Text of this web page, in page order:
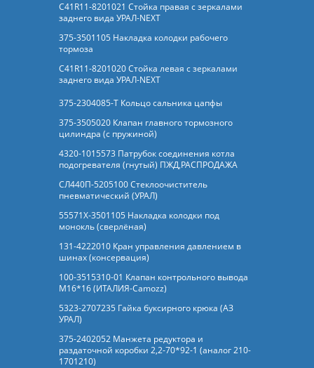
C41R11-8201021 Стойка правая с зеркалами
заднего вида УРАЛ-NEXT
375-3501105 Накладка колодки рабочего
тормоза
C41R11-8201020 Стойка левая с зеркалами
заднего вида УРАЛ-NEXT
375-2304085-Т Кольцо сальника цапфы
375-3505020 Клапан главного тормозного
цилиндра (с пружиной)
4320-1015573 Патрубок соединения котла
подогревателя (гнутый) ПЖД,РАСПРОДАЖА
СЛ440П-5205100 Стеклоочиститель
пневматический (УРАЛ)
55571Х-3501105 Накладка колодки под
монокль (сверлёная)
131-4222010 Кран управления давлением в
шинах (консервация)
100-3515310-01 Клапан контрольного вывода
М16*16 (ИТАЛИЯ-Camozz)
5323-2707235 Гайка буксирного крюка (АЗ
УРАЛ)
375-2402052 Манжета редуктора и
раздаточной коробки 2,2-70*92-1 (аналог 210-
1701210)